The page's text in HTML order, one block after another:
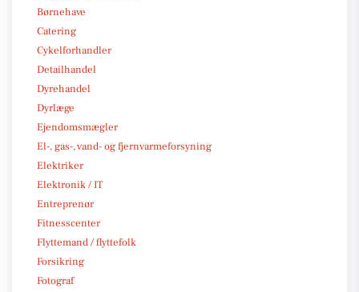
Børnehave
Catering
Cykelforhandler
Detailhandel
Dyrehandel
Dyrlæge
Ejendomsmægler
El-, gas-, vand- og fjernvarmeforsyning
Elektriker
Elektronik / IT
Entreprenør
Fitnesscenter
Flyttemand / flyttefolk
Forsikring
Fotograf